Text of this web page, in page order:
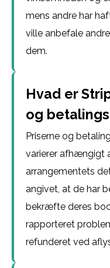
mens andre har
ville anbefale
dem.
Hvad er
og
Priserne og
varierer afhængigt
arrangementets
angivet, at de har
bekræfte deres
rapporteret
refunderet ved